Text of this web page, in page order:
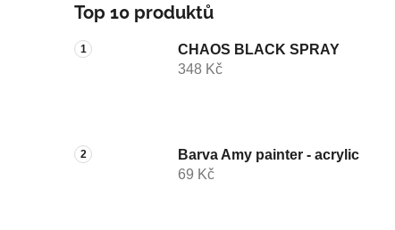
o
s
t
n
Top 10 produktů
CHAOS BLACK SPRAY
348 Kč
Barva Amy painter - acrylic
69 Kč